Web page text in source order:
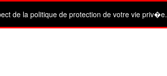
de la politique de protection de votre vie priv�e.